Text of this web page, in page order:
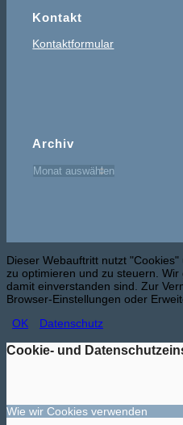
Kontakt
Kontaktformular
Archiv
Dieser Webauftritt nutzt
zu optimieren und zu steuern.
damit einverstanden sind. Zur
Browser-Einstellungen oder
OK
Datenschutz
Cookie- und
Wie wir Cookies verwenden